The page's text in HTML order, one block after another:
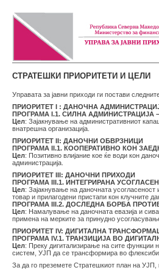
СТРАТЕШКИ ПРИОРИТЕТИ И ЦЕЛИ
Управата за јавни приходи ги постави
ПРИОРИТЕТ I : ДАНОЧНА
ПРОГРАМА I.1. СИЛНА АДМИНИСТРАЦИЈА
Цел: Зајакнување на административниот
внатрешна организација.
ПРИОРИТЕТ II: ДАНОЧНИ ОБВРЗНИЦИ
ПРОГРАМА II.1. КООПЕРАТИВНО КОН
Цел: Позитивно влијание кое ќе води кон
администрација.
ПРИОРИТЕТ III: ДАНОЧНИ ПРИХОДИ
ПРОГРАМА III.1. ИНТЕГРИРАНА
Цел: Зајакнување на даночната
товар и прилагодени пристапи кон клучните
ПРОГРАМА III.2. ДОСЛЕДНА БОРБА
Цел: Намалување на даночната евазија и
примена на мерките за принудно
ПРИОРИТЕТ IV: ДИГИТАЛНА
ПРОГРАМА IV.1. ТРАНЗИЦИЈА ВО
Цел: Преку дигитализирање на сите функции
систем, УЈП да се трансформира во
За да го преземете Стратешкиот план на УЈП,